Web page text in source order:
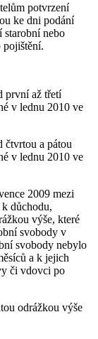
potvrzení
ke dni podání
starobní nebo
pojištění.
první až třetí
v lednu 2010 ve
čtvrtou a pátou
v lednu 2010 ve
2009 mezi
důchodu,
výše, které
svobody v
svobody nebylo
a k jejich
či vdovci po
odrážkou výše